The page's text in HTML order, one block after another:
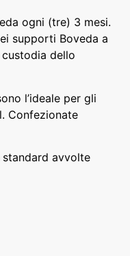
ogni (tre) 3 mesi.
supporti Boveda a
dello
l’ideale per gli
Confezionate
standard avvolte